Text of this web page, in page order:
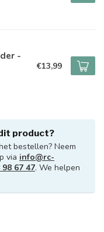
-
€13,99
product?
bestellen? Neem
via info@rc-
67 47. We helpen